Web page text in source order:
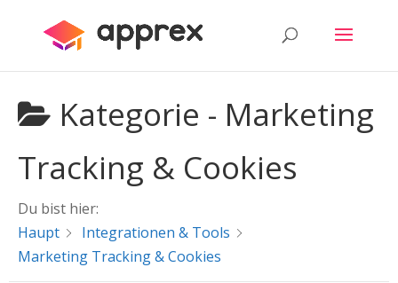
Kategorie - Marketing
Tracking & Cookies
Du bist hier:
Haupt
Integrationen & Tools
Marketing Tracking & Cookies